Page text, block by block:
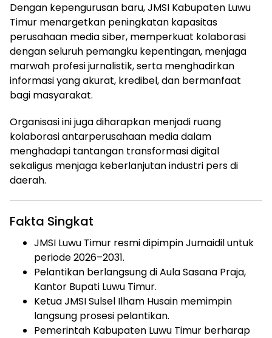
Dengan kepengurusan baru, JMSI Kabupaten Luwu
Timur menargetkan peningkatan kapasitas
perusahaan media siber, memperkuat kolaborasi
dengan seluruh pemangku kepentingan, menjaga
marwah profesi jurnalistik, serta menghadirkan
informasi yang akurat, kredibel, dan bermanfaat
bagi masyarakat.
Organisasi ini juga diharapkan menjadi ruang
kolaborasi antarperusahaan media dalam
menghadapi tantangan transformasi digital
sekaligus menjaga keberlanjutan industri pers di
daerah.
Fakta Singkat
JMSI Luwu Timur resmi dipimpin Jumaidil untuk
periode 2026–2031.
Pelantikan berlangsung di Aula Sasana Praja,
Kantor Bupati Luwu Timur.
Ketua JMSI Sulsel Ilham Husain memimpin
langsung prosesi pelantikan.
Pemerintah Kabupaten Luwu Timur berharap